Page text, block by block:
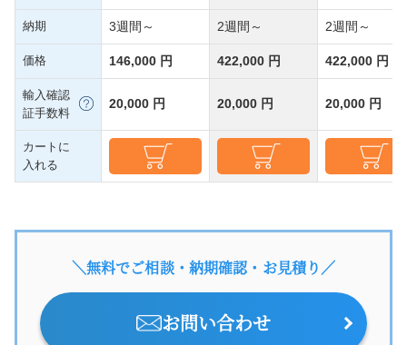
納期 3週間～ 2週間～ 2週間～
価格 146,000 円 422,000 円 422,000 円
輸入確認
証手数料
20,000 円 20,000 円 20,000 円
カートに
入れる
＼無料でご相談・納期確認・お見積り／
お問い合わせ